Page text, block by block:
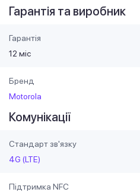
Гарантія та виробник
Гарантія
12 міс
Бренд
Motorola
Комунікації
Стандарт зв'язку
4G (LTE)
Підтримка NFC